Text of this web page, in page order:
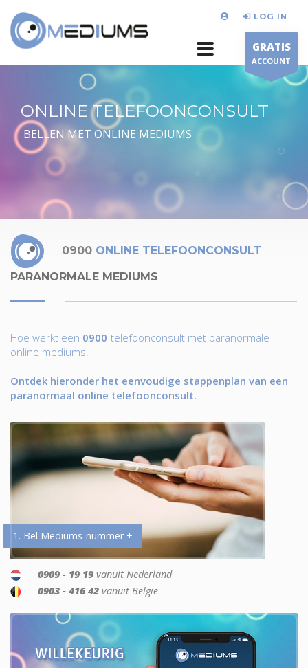
LOG IN
GRATIS
ACCOUNT
ONLINE TELEFOONCONSULT
BELLEN MET ONLINE MEDIUMS
0900 ONLINE TELEFOONCONSULT
PARANORMALE MEDIUMS
Hoe werkt een 0900-telefoonconsult met paranormale
online mediums.
Ontdek hieronder het eenvoudige stappenplan van een
paranormaal online telefoonconsult.
1. Bel Mediums-nummer +
0909 - 19 19 vanuit Nederland
0903 - 416 42 vanuit België